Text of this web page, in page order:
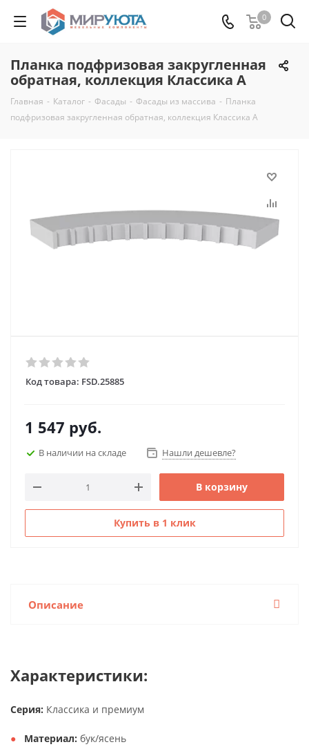
0
Планка подфризовая закругленная
обратная, коллекция Классика А
Главная - Каталог - Фасады - Фасады из массива - Планка
подфризовая закругленная обратная, коллекция Классика А
Код товара: FSD.25885
1 547 руб.
В наличии на складе Нашли дешевле?
В корзину
Купить в 1 клик
Описание
Характеристики:
Серия: Классика и премиум
Материал: бук/ясень